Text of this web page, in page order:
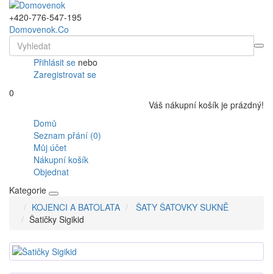
+420-776-547-195
Domovenok.Co
Přihlásit se nebo
Zaregistrovat se
0
Váš nákupní košík je prázdný!
Domů
Seznam přání (0)
Můj účet
Nákupní košík
Objednat
Kategorie
KOJENCI A BATOLATA
ŠATY ŠATOVKY SUKNĚ
Šatičky Sigikid